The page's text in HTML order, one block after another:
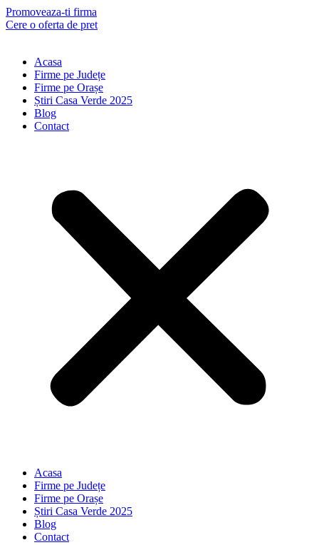
Skip
to
Promoveaza-ti firma
Cere o oferta de pret
Acasa
Firme pe Județe
Firme pe Orașe
Știri Casa Verde 2025
Blog
Contact
Acasa
Firme pe Județe
Firme pe Orașe
Știri Casa Verde 2025
Blog
Contact